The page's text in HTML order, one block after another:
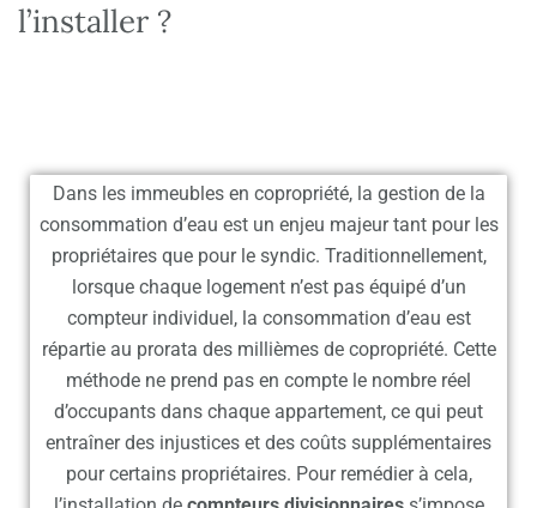
l’installer ?
Dans les immeubles en copropriété, la gestion de la
consommation d’eau est un enjeu majeur tant pour les
propriétaires que pour le syndic. Traditionnellement,
lorsque chaque logement n’est pas équipé d’un
compteur individuel, la consommation d’eau est
répartie au prorata des millièmes de copropriété. Cette
méthode ne prend pas en compte le nombre réel
d’occupants dans chaque appartement, ce qui peut
entraîner des injustices et des coûts supplémentaires
pour certains propriétaires. Pour remédier à cela,